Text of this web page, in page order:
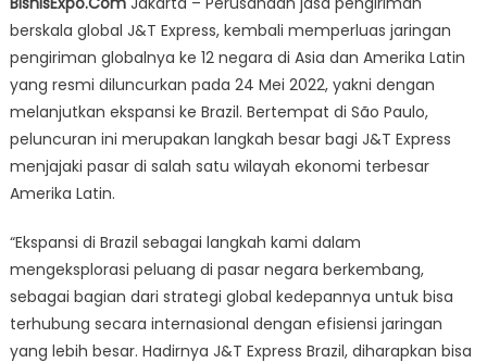
Jaringan
di
Amerika
Latin,
J&T
Express
Lanjutkan
berskala global J&T Express, kembali memperluas jaringan
pengiriman globalnya ke 12 negara di Asia dan Amerika Latin
yang resmi diluncurkan pada 24 Mei 2022, yakni dengan
melanjutkan ekspansi ke Brazil. Bertempat di São Paulo,
peluncuran ini merupakan langkah besar bagi J&T Express
menjajaki pasar di salah satu wilayah ekonomi terbesar
Amerika Latin.
“Ekspansi di Brazil sebagai langkah kami dalam
mengeksplorasi peluang di pasar negara berkembang,
sebagai bagian dari strategi global kedepannya untuk bisa
terhubung secara internasional dengan efisiensi jaringan
yang lebih besar. Hadirnya J&T Express Brazil, diharapkan bisa